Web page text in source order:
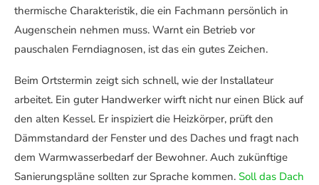
thermische Charakteristik, die ein Fachmann persönlich in
Augenschein nehmen muss. Warnt ein Betrieb vor
pauschalen Ferndiagnosen, ist das ein gutes Zeichen.
Beim Ortstermin zeigt sich schnell, wie der Installateur
arbeitet. Ein guter Handwerker wirft nicht nur einen Blick auf
den alten Kessel. Er inspiziert die Heizkörper, prüft den
Dämmstandard der Fenster und des Daches und fragt nach
dem Warmwasserbedarf der Bewohner. Auch zukünftige
Sanierungspläne sollten zur Sprache kommen. Soll das Dach